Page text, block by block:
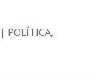
POLÍTICA,